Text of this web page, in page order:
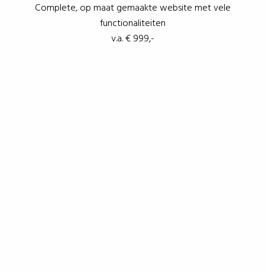
Complete, op maat gemaakte website met vele
functionaliteiten
v.a. € 999,-